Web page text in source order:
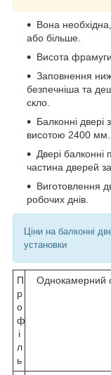
Вона
або більше.
Висота
Заповнення
безпечніша та
скло.
Балконні
висотою 2400 мм.
Двері
частина дверей
Виготовлення
робочих днів.
Ціни на балконні
установки
П
р
о
ф
і
л
ь
Однокамерний